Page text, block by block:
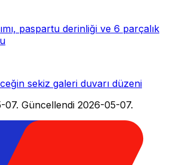
paspartu derinliği ve 6 parçalık
sekiz galeri duvarı düzeni
07. Güncellendi 2026-05-07.